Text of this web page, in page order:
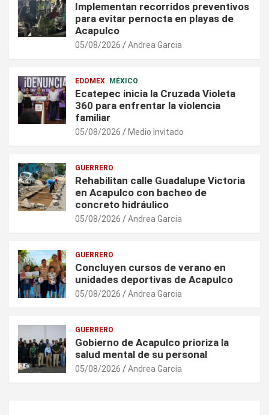
Implementan recorridos preventivos
para evitar pernocta en playas de
Acapulco
05/08/2026 Andrea Garcia
EDOMEX MÉXICO
Ecatepec inicia la Cruzada Violeta
360 para enfrentar la violencia
familiar
05/08/2026 Medio Invitado
GUERRERO
Rehabilitan calle Guadalupe Victoria
en Acapulco con bacheo de
concreto hidráulico
05/08/2026 Andrea Garcia
GUERRERO
Concluyen cursos de verano en
unidades deportivas de Acapulco
05/08/2026 Andrea Garcia
GUERRERO
Gobierno de Acapulco prioriza la
salud mental de su personal
05/08/2026 Andrea Garcia